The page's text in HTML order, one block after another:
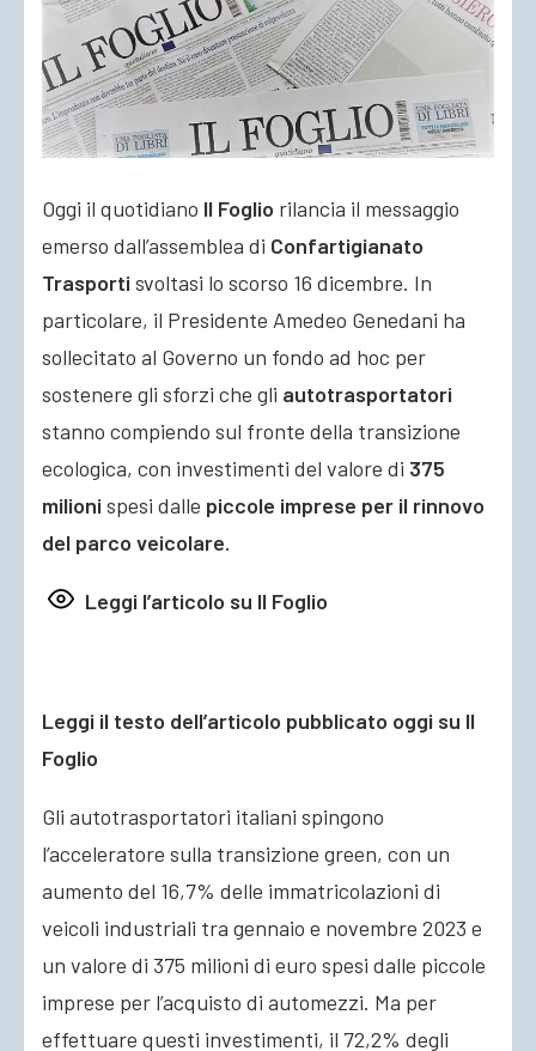
Oggi il quotidiano Il Foglio rilancia il messaggio
emerso dall’assemblea di Confartigianato
Trasporti svoltasi lo scorso 16 dicembre. In
particolare, il Presidente Amedeo Genedani ha
sollecitato al Governo un fondo ad hoc per
sostenere gli sforzi che gli autotrasportatori
stanno compiendo sul fronte della transizione
ecologica, con investimenti del valore di 375
milioni spesi dalle piccole imprese per il rinnovo
del parco veicolare.
Leggi l’articolo su Il Foglio
Leggi il testo dell’articolo pubblicato oggi su Il
Foglio
Gli autotrasportatori italiani spingono
l’acceleratore sulla transizione green, con un
aumento del 16,7% delle immatricolazioni di
veicoli industriali tra gennaio e novembre 2023 e
un valore di 375 milioni di euro spesi dalle piccole
imprese per l’acquisto di automezzi. Ma per
effettuare questi investimenti, il 72,2% degli